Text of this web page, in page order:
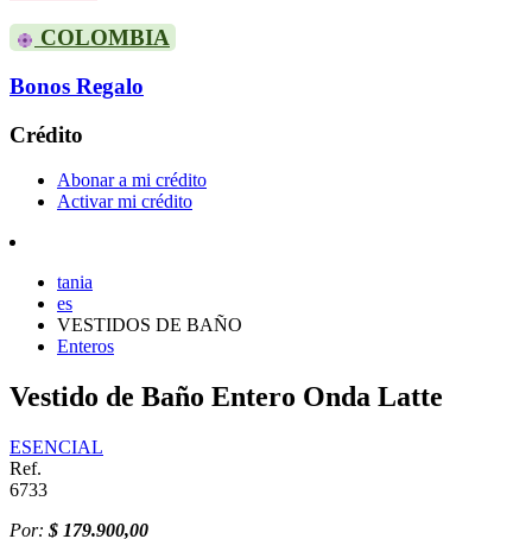
COLOMBIA
Bonos Regalo
Crédito
Abonar a mi crédito
Activar mi crédito
tania
es
VESTIDOS DE BAÑO
Enteros
Vestido de Baño Entero Onda Latte
ESENCIAL
Ref.
6733
Por: $ 179.900,00